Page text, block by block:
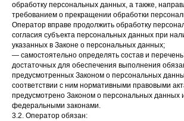
обработку персональных данных, а также,
требованием о прекращении обработки
Оператор вправе продолжить обработку
согласия субъекта персональных данных при
указанных в Законе о персональных данных;
— самостоятельно определять состав и
достаточных для обеспечения выполнения
предусмотренных Законом о персональных
соответствии с ним нормативными правовыми
предусмотрено Законом о персональных данных
федеральными законами.
3.2. Оператор обязан: